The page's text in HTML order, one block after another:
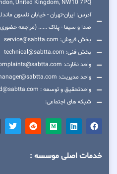
United Kingdom, NW10 7PQ
آدرس: ایران-تهران - خیابان نلسون
صدا و سیما - پلاک ...... (مراجعه
بخش فروش: service@sabtta.com
بخش فنی: technical@sabtta.com
واحد نظارت: complaints@sabtta.com
واحد مدیریت: manager@sabtta.com
واحدتحقیق و توسعه : backend@sabtta.com
شبکه های اجتماعی:
خدمات اصلی موسسه :